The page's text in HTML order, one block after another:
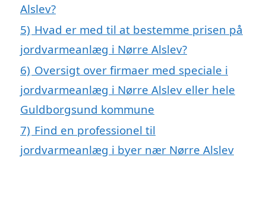
Alslev?
5) Hvad er med til at bestemme prisen på
jordvarmeanlæg i Nørre Alslev?
6) Oversigt over firmaer med speciale i
jordvarmeanlæg i Nørre Alslev eller hele
Guldborgsund kommune
7) Find en professionel til
jordvarmeanlæg i byer nær Nørre Alslev